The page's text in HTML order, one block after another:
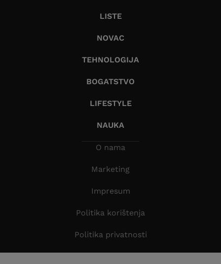
LISTE
NOVAC
TEHNOLOGIJA
BOGATSTVO
LIFESTYLE
NAUKA
O nama
Marketing
Impresum
Politika korištenja
Politika privatnosti